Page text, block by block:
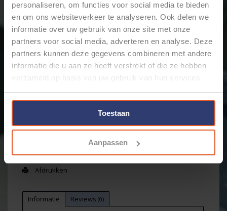
personaliseren, om functies voor social media te bieden
en om ons websiteverkeer te analyseren. Ook delen we
informatie over uw gebruik van onze site met onze
partners voor social media, adverteren en analyse. Deze
partners kunnen deze gegevens combineren met andere
informatie die u aan ze heeft verstrekt of die ze hebben
verzameld op basis van uw gebruik van hun services.
Toestaan
Aanpassen
€55,92Incl. btw
Levertijd: Bestellingen op ma. t/m vrij. voor 17:00 worden
dezelfde dag verstuurd.
Merk:
KNIPEX
- Toevoegen aan winkelwagen
Aan verlanglijst toevoegen
Toevoegen om te vergelijken
Afdrukken
Informatie Reviews (0)